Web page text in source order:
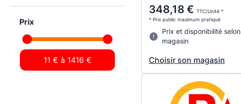
Prix
348,18 € TTC/Unité *
* Prix public maximum pratiqué
Prix et disponibilité selon
magasin
Choisir son magasin